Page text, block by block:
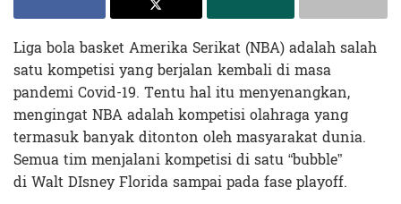
Liga bola basket Amerika Serikat (NBA) adalah salah
satu kompetisi yang berjalan kembali di masa
pandemi Covid-19. Tentu hal itu menyenangkan,
mengingat NBA adalah kompetisi olahraga yang
termasuk banyak ditonton oleh masyarakat dunia.
Semua tim menjalani kompetisi di satu “bubble”
di Walt DIsney Florida sampai pada fase playoff.